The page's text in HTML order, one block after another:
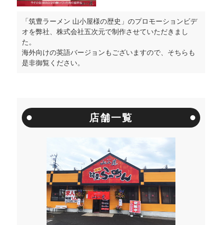
「筑豊ラーメン 山小屋様の歴史」のプロモーションビデ
オを弊社、株式会社五次元で制作させていただきまし
た。
海外向けの英語バージョンもございますので、そちらも
是非御覧ください。
店舗一覧